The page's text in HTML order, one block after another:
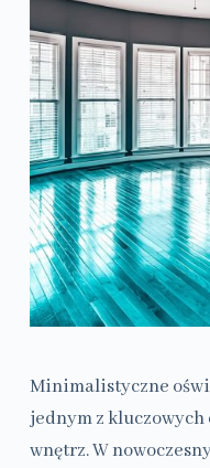
Minimalistyczne
jednym z kluczowych
wnętrz. W